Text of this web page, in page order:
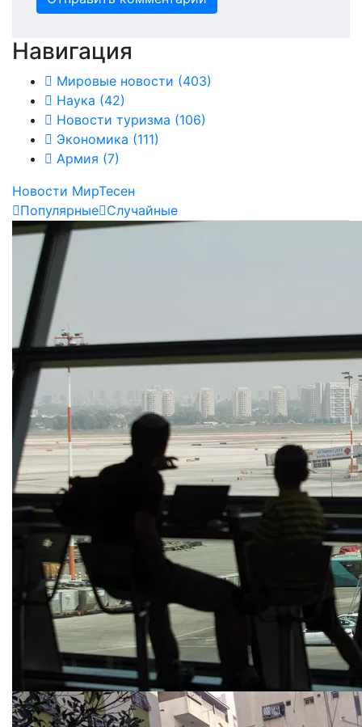
Навигация
Мировые новости (403)
Наука (42)
Новости туризма (106)
Экономика (111)
Армия (7)
Новости МирТесен
Популярные Случайные